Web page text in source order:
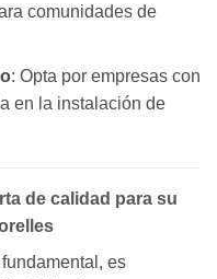
comunidades de
: Opta por empresas con
en la instalación de
de calidad para su
es